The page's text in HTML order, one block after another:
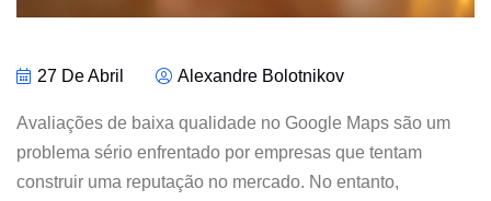
27 De Abril Alexandre Bolotnikov
Avaliações de baixa qualidade no Google Maps são um
problema sério enfrentado por empresas que tentam
construir uma reputação no mercado. No entanto,